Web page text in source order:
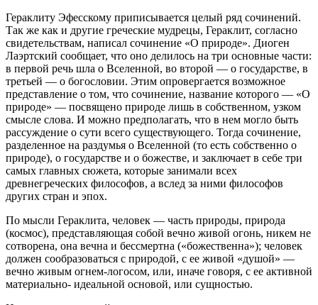
Гераклиту Эфесскому приписывается целый ряд сочинений.
Так же как и другие греческие мудрецы, Гераклит, согласно
свидетельствам, написал сочинение «О природе». Диоген
Лаэртский сообщает, что оно делилось на три основные части:
в первой речь шла о Вселенной, во второй — о государстве, в
третьей — о богословии. Этим опровергается возможное
представление о том, что сочинение, название которого — «О
природе» — посвящено природе лишь в собственном, узком
смысле слова. И можно предполагать, что в нем могло быть
рассуждение о сути всего существующего. Тогда сочинение,
разделенное на раздумья о Вселенной (то есть собственно о
природе), о государстве и о божестве, и заключает в себе три
самых главных сюжета, которые занимали всех
древнегреческих философов, а вслед за ними философов
других стран и эпох.
По мысли Гераклита, человек — часть природы, природа
(космос), представляющая собой вечно живой огонь, никем не
сотворена, она вечна и бессмертна («божественна»); человек
должен сообразоваться с природой, с ее живой «душой» —
вечно живым огнем-логосом, или, иначе говоря, с ее активной
материально- идеальной основой, или сущностью.